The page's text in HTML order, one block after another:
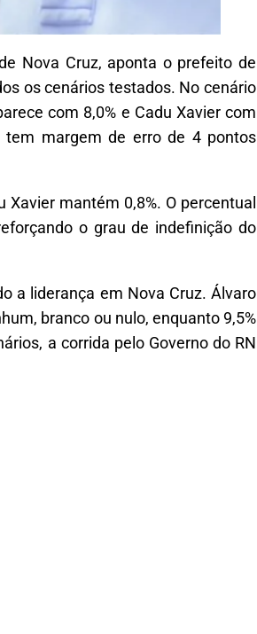
Nova Cruz, aponta o prefeito de
os cenários testados. No cenário
com 8,0% e Cadu Xavier com
tem margem de erro de 4 pontos
Xavier mantém 0,8%. O percentual
o grau de indefinição do
a liderança em Nova Cruz. Álvaro
branco ou nulo, enquanto 9,5%
a corrida pelo Governo do RN